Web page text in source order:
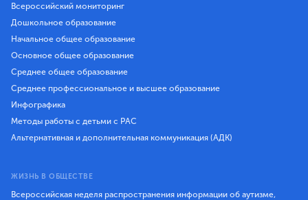
Всероссийский мониторинг
Дошкольное образование
Начальное общее образование
Основное общее образование
Среднее общее образование
Среднее профессиональное и высшее образование
Инфографика
Методы работы с детьми с РАС
Альтернативная и дополнительная коммуникация (АДК)
ЖИЗНЬ В ОБЩЕСТВЕ
Всероссийская неделя распространения информации об аутизме,